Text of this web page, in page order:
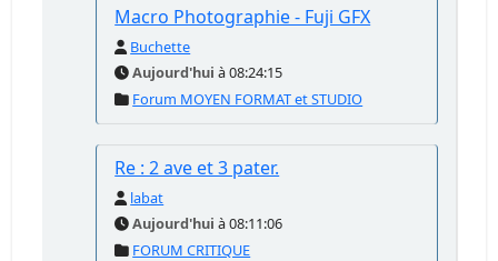
Macro Photographie - Fuji GFX
Buchette
Aujourd'hui à 08:24:15
Forum MOYEN FORMAT et STUDIO
Re : 2 ave et 3 pater.
labat
Aujourd'hui à 08:11:06
FORUM CRITIQUE